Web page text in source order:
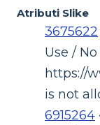
Atributi Slike
3675622
Use /
https://
is not
6915264